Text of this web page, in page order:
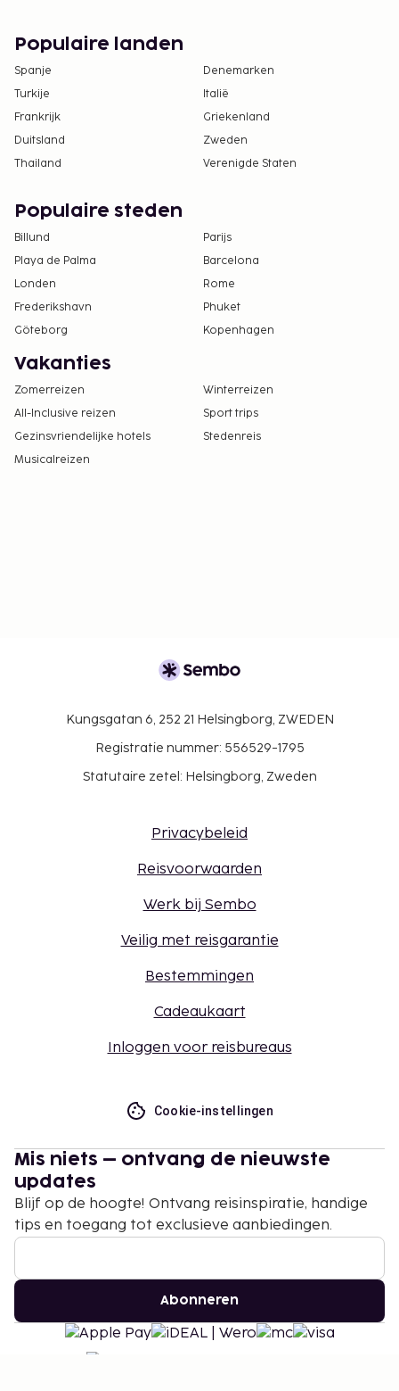
kamers toegelaten.
Contactloos uitchecken is mogelijk.
Populaire landen
Spanje
Denemarken
Turkije
Italië
Frankrijk
Griekenland
Duitsland
Zweden
Thailand
Verenigde Staten
Populaire steden
Billund
Parijs
Playa de Palma
Barcelona
Londen
Rome
Frederikshavn
Phuket
Göteborg
Kopenhagen
Vakanties
Zomerreizen
Winterreizen
All-Inclusive reizen
Sport trips
Gezinsvriendelijke hotels
Stedenreis
Musicalreizen
Kungsgatan 6, 252 21 Helsingborg, ZWEDEN
Registratie nummer: 556529-1795
Statutaire zetel: Helsingborg, Zweden
Privacybeleid
Reisvoorwaarden
Werk bij Sembo
Veilig met reisgarantie
Bestemmingen
Cadeaukaart
Inloggen voor reisbureaus
Cookie-instellingen
Mis niets – ontvang de nieuwste
updates
Blijf op de hoogte! Ontvang reisinspiratie, handige
tips en toegang tot exclusieve aanbiedingen.
Abonneren